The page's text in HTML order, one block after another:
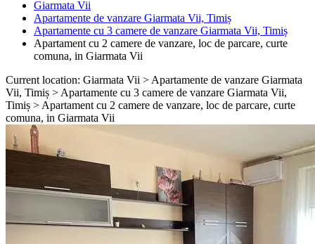
Giarmata Vii
Apartamente de vanzare Giarmata Vii, Timiș
Apartamente cu 3 camere de vanzare Giarmata Vii, Timiș
Apartament cu 2 camere de vanzare, loc de parcare, curte
comuna, in Giarmata Vii
Current location: Giarmata Vii > Apartamente de vanzare Giarmata
Vii, Timiș > Apartamente cu 3 camere de vanzare Giarmata Vii,
Timiș > Apartament cu 2 camere de vanzare, loc de parcare, curte
comuna, in Giarmata Vii